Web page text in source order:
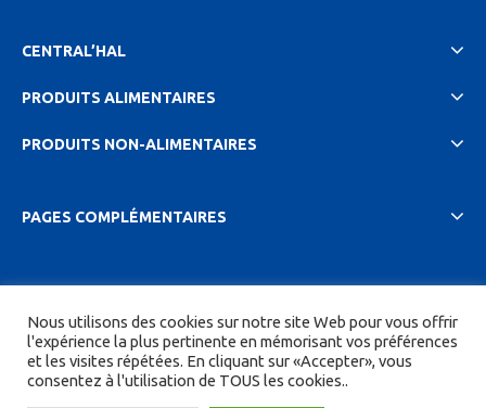
CENTRAL’HAL
PRODUITS ALIMENTAIRES
PRODUITS NON-ALIMENTAIRES
PAGES COMPLÉMENTAIRES
confidentionalité| CGV| Tous droits réservés.
Site réalisé parDIGITICS etJoan HAEGELE
Nous utilisons des cookies sur notre site Web pour vous offrir
l'expérience la plus pertinente en mémorisant vos préférences
et les visites répétées. En cliquant sur «Accepter», vous
consentez à l'utilisation de TOUS les cookies..